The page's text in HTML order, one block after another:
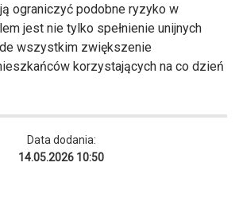
ograniczyć podobne ryzyko w
jest nie tylko spełnienie unijnych
wszystkim zwiększenie
korzystających na co dzień
Data dodania:
14.05.2026 10:50